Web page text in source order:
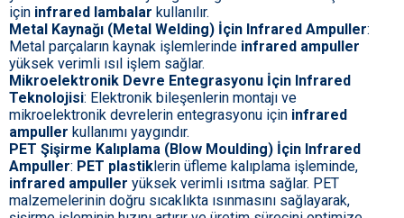
için infrared lambalar kullanılır.
Metal Kaynağı (Metal Welding) İçin Infrared Ampuller:
Metal parçaların kaynak işlemlerinde infrared ampuller
yüksek verimli ısıl işlem sağlar.
Mikroelektronik Devre Entegrasyonu İçin Infrared
Teknolojisi: Elektronik bileşenlerin montajı ve
mikroelektronik devrelerin entegrasyonu için infrared
ampuller kullanımı yaygındır.
PET Şişirme Kalıplama (Blow Moulding) İçin Infrared
Ampuller: PET plastik lerin üfleme kalıplama işleminde,
infrared ampuller yüksek verimli ısıtma sağlar. PET
malzemelerinin doğru sıcaklıkta ısınmasını sağlayarak,